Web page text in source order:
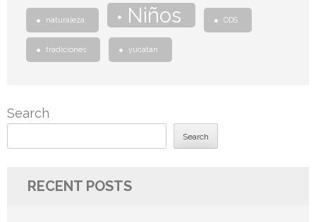
naturaleza Niños ODS
tradiciones yucatan
Search
Search
RECENT POSTS